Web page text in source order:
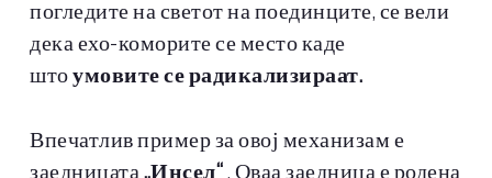
погледите на светот на поединците, се вели
дека ехо-коморите се место каде
штоумовите се радикализираат.
Впечатлив пример за овој механизам е
заедницата „Инсел“ . Оваа заедница е родена